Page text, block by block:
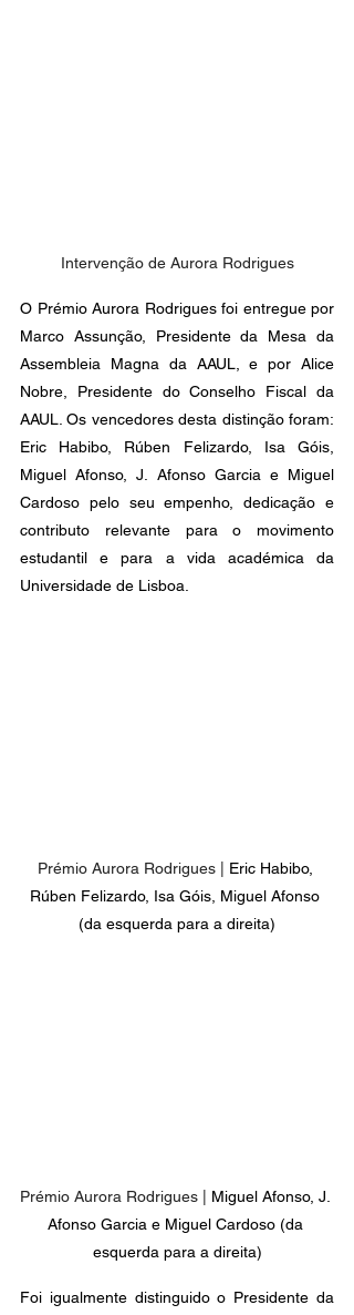
Intervenção de Aurora Rodrigues
O Prémio Aurora Rodrigues foi entregue por
Marco Assunção, Presidente da Mesa da
Assembleia Magna da AAUL, e por Alice
Nobre, Presidente do Conselho Fiscal da
AAUL. Os vencedores desta distinção foram:
Eric Habibo, Rúben Felizardo, Isa Góis,
Miguel Afonso, J. Afonso Garcia e Miguel
Cardoso pelo seu empenho, dedicação e
contributo relevante para o movimento
estudantil e para a vida académica da
Universidade de Lisboa.
Prémio Aurora Rodrigues | Eric Habibo,
Rúben Felizardo, Isa Góis, Miguel Afonso
(da esquerda para a direita)
Prémio Aurora Rodrigues | Miguel Afonso, J.
Afonso Garcia e Miguel Cardoso (da
esquerda para a direita)
Foi igualmente distinguido o Presidente da